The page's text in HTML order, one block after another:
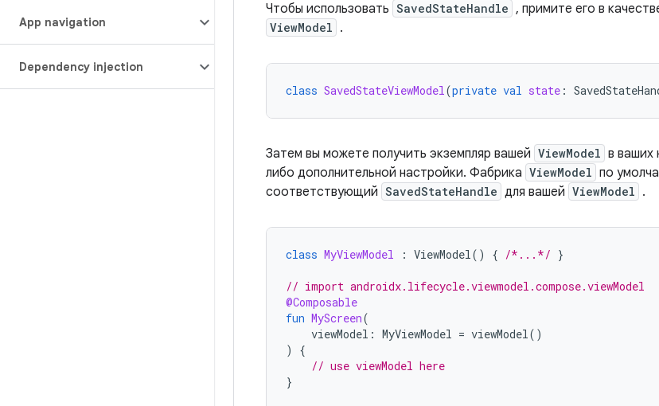
App navigation
Dependency injection
Чтобы использовать SavedStateHandle , примите его в
ViewModel .
class SavedStateViewModel(private val state :
Затем вы можете получить экземпляр вашей ViewModel в ваших
либо дополнительной настройки. Фабрика ViewModel по
соответствующий SavedStateHandle для вашей ViewModel .
class MyViewModel : ViewModel() { /*...*/ }
// import androidx.lifecycle.viewmodel.compose.viewModel
@Composable
fun MyScreen(
viewModel : MyViewModel = viewModel()
)
{
// use viewModel here
}